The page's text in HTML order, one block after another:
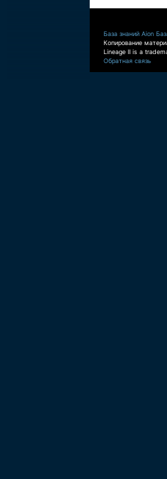
База знаний Aion
Копирование
Lineage II is a
Обратная связь